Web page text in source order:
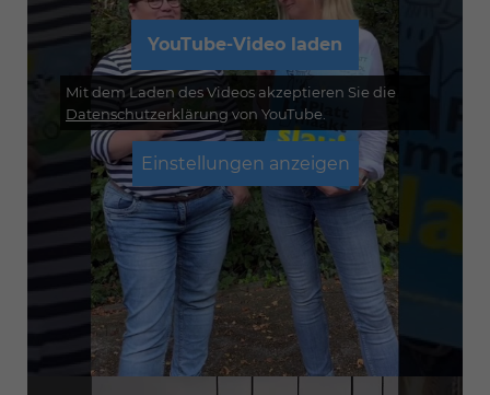
YouTube-Video laden
Mit dem Laden des Videos akzeptieren Sie die
Datenschutzerklärung von YouTube.
Einstellungen anzeigen